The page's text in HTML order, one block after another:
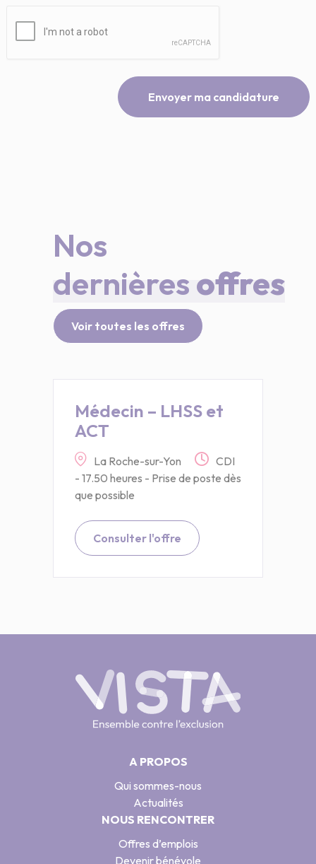
Nos
dernièresoffres
Voir toutes les offres
Médecin – LHSS et
ACT
La Roche-sur-Yon
CDI
- 17.50 heures - Prise de poste dès
que possible
Consulter l'offre
A PROPOS
Qui sommes-nous
Actualités
NOUS RENCONTRER
Offres d’emplois
Devenir bénévole